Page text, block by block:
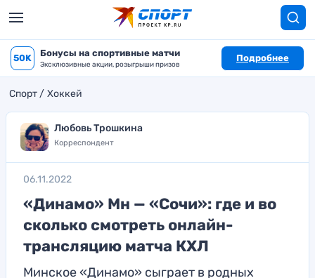
50K Бонусы на спортивные матчи
Эксклюзивные акции, розыгрыши призов
Подробнее
Спорт Хоккей
Любовь Трошкина
Корреспондент
06.11.2022
«Динамо» Мн — «Сочи»: где и во
сколько смотреть онлайн-
трансляцию матча КХЛ
Минское «Динамо» сыграет в родных